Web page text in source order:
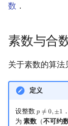
数 ．
素数与合
关于素数的算法
定义
设整数𝑝 ≠ 0,±1
p ≠0 ,±1
为 素数（不可约